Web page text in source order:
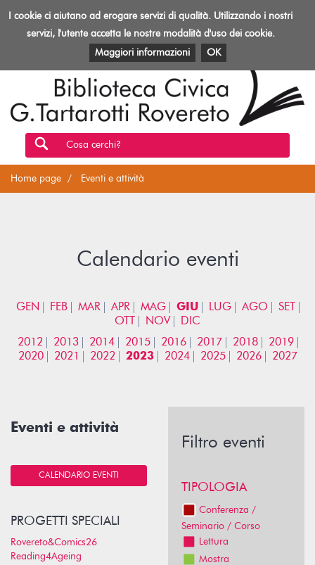
Toggle
Biblioteca
Rovereto
EVENTI E ATTIVITÀ PATRIMONIO E RISORSE
Cosa cerchi?
Home page Eventi e attività
Calendario eventi
GEN FEB MAR APR MAG GIU LUG AGO
SET
OTT
NOV
DIC
2012
2013 2014 2015 2016 2017 2018
2019
2020
2021 2022 2023 2024 2025 2026 2027
Eventi e attività
CALENDARIO EVENTI
PROGETTI SPECIALI
Rovereto&Comics26
Reading4Ageing
Filtro eventi
TIPOLOGIA
Conferenza /
Seminario / Corso
Lettura
Mostra
I cookie ci aiutano ad erogare servizi di qualità. Utilizzando i nostri
servizi, l'utente accetta le nostre modalità d'uso dei cookie.
Maggiori informazioni
OK